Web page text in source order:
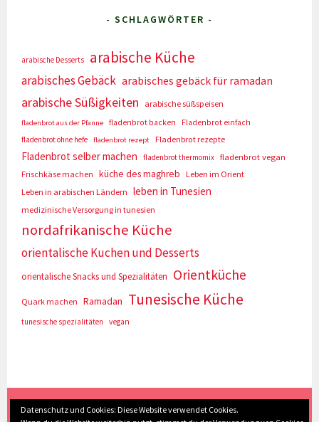
- SCHLAGWÖRTER -
arabische Desserts arabische Küche
arabisches Gebäck arabisches gebäck für ramadan
arabische Süßigkeiten arabische süßspeisen
fladenbrot aus der Pfanne fladenbrot backen
Fladenbrot einfach
fladenbrot ohne hefe
fladenbrot rezept Fladenbrot rezepte
Fladenbrot selber machen fladenbrot thermomix fladenbrot vegan
Frischkäse machen
küche des maghreb
Leben im Orient
Leben in arabischen Ländern
leben in Tunesien
medizinische Versorgung in tunesien
nordafrikanische Küche
orientalische Kuchen und Desserts
orientalische Snacks und Spezialitäten Orientküche
Quark machen Ramadan Tunesische Küche
tunesische spezialitäten vegan
(c) Eva Seyberth|Home|Impressum/Datenschutz
Datenschutz und Cookies: Diese Website verwendet Cookies.